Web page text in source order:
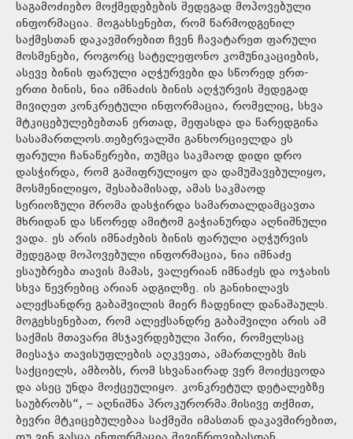
საგამოძიებო მოქმედებების შედეგად მოპოვებული
ინფორმაცია. მოგახსენებთ, რომ წარმოდგენილ
საქმესთან დაკავშირებით ჩვენ ჩავატარეთ ფარული
მოსმენები, როგორც სატელეფონო კომუნიკაციების,
ასევე ბინის ფარული აღჭურვები და სწორედ ერთ-
ერთი ბინის, ნია იმნაძის ბინის აღჭურვის შედეგად
მივიღეთ კონკრეტული ინფორმაცია, რომელიც, სხვა
მტკიცებულებებთან ერთად, შეფასდა და წარედგინა
სასამართლოს.თებერვალში განხორციელდა ეს
ფარული ჩანაწერები, თუმცა საკმაოდ დიდი დრო
დასჭირდა, რომ გაშიფრულიყო და დამუშავებულიყო,
მოსმენილიყო, შესაბამისად, ამას საკმაოდ
სერიოზული შრომა დასჭირდა სამართალდამცავთა
მხრიდან და სწორედ ამიტომ გაჭიანურდა აღნიშნული
ვადა. ეს არის იმნაძების ბინის ფარული აღჭურვის
შედეგად მოპოვებული ინფორმაცია, ნია იმნაძე
ესაუბრება თავის მამას, ვალერიან იმნაძეს და ოჯახის
სხვა წევრებიც არიან ადგილზე. ის განიხილავს
ალექსანდრე გაბაშვილის მიერ ჩადენილ დანაშაულს.
მოგეხსენებათ, რომ ალექსანდრე გაბაშვილი არის ამ
საქმის მთავარი მსჯავრდებული პირი, რომელსაც
მიესაჯა თავისუფლების აღკვეთა, ამართლებს მის
საქციელს, ამბობს, რომ სხვანაირად ვერ მოიქცეოდა
და ასეც უნდა მოქცეულიყო. კონკრეტულ დეტალებზე
საუბრობს“, – აღნიშნა პროკურორმა.მისივე თქმით,
ბევრი მტკიცებულებაა საქმეში იმასთან დაკავშირებით,